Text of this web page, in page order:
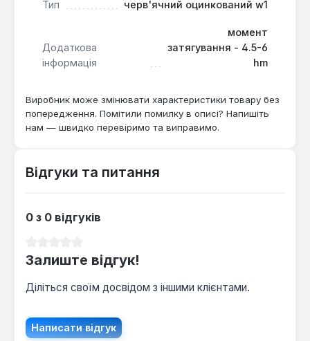
Захист від корозії:Оцинковане покриття
продовжуючи термін його служби навіть при
експлуатації в складних умовах.
для використання в гідравлічних та пневматичних
системах, автомобільній промисловості,
вентиляційних та опалювальних системах, а також
застосовують для фіксації шлангів, патрубків,
діаметром. Виріб ефективно протистоїть
Тип черв'ячний оцинкований w1
Додаткова
інформація
момент
затягування - 4.5-6
hm
Виробник може змінювати характеристики товару без
попередження. Помітили помилку в описі? Напишіть
нам — швидко перевіримо та виправимо.
Відгуки та питання
0 з 0 відгуків
Залиште відгук!
Діліться своїм досвідом з іншими клієнтами.
Написати відгук